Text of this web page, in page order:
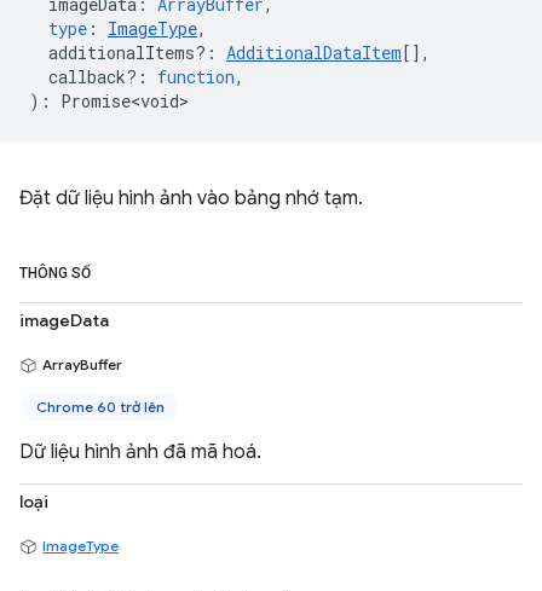
type : ImageType,
additionalItems? : AdditionalDataItem[],
callback? : function,
) : Promise<void>
Đặt dữ liệu hình ảnh vào bảng nhớ tạm.
THÔNG SỐ
imageData
ArrayBuffer
Chrome 60 trở lên
Dữ liệu hình ảnh đã mã hoá.
loại
ImageType